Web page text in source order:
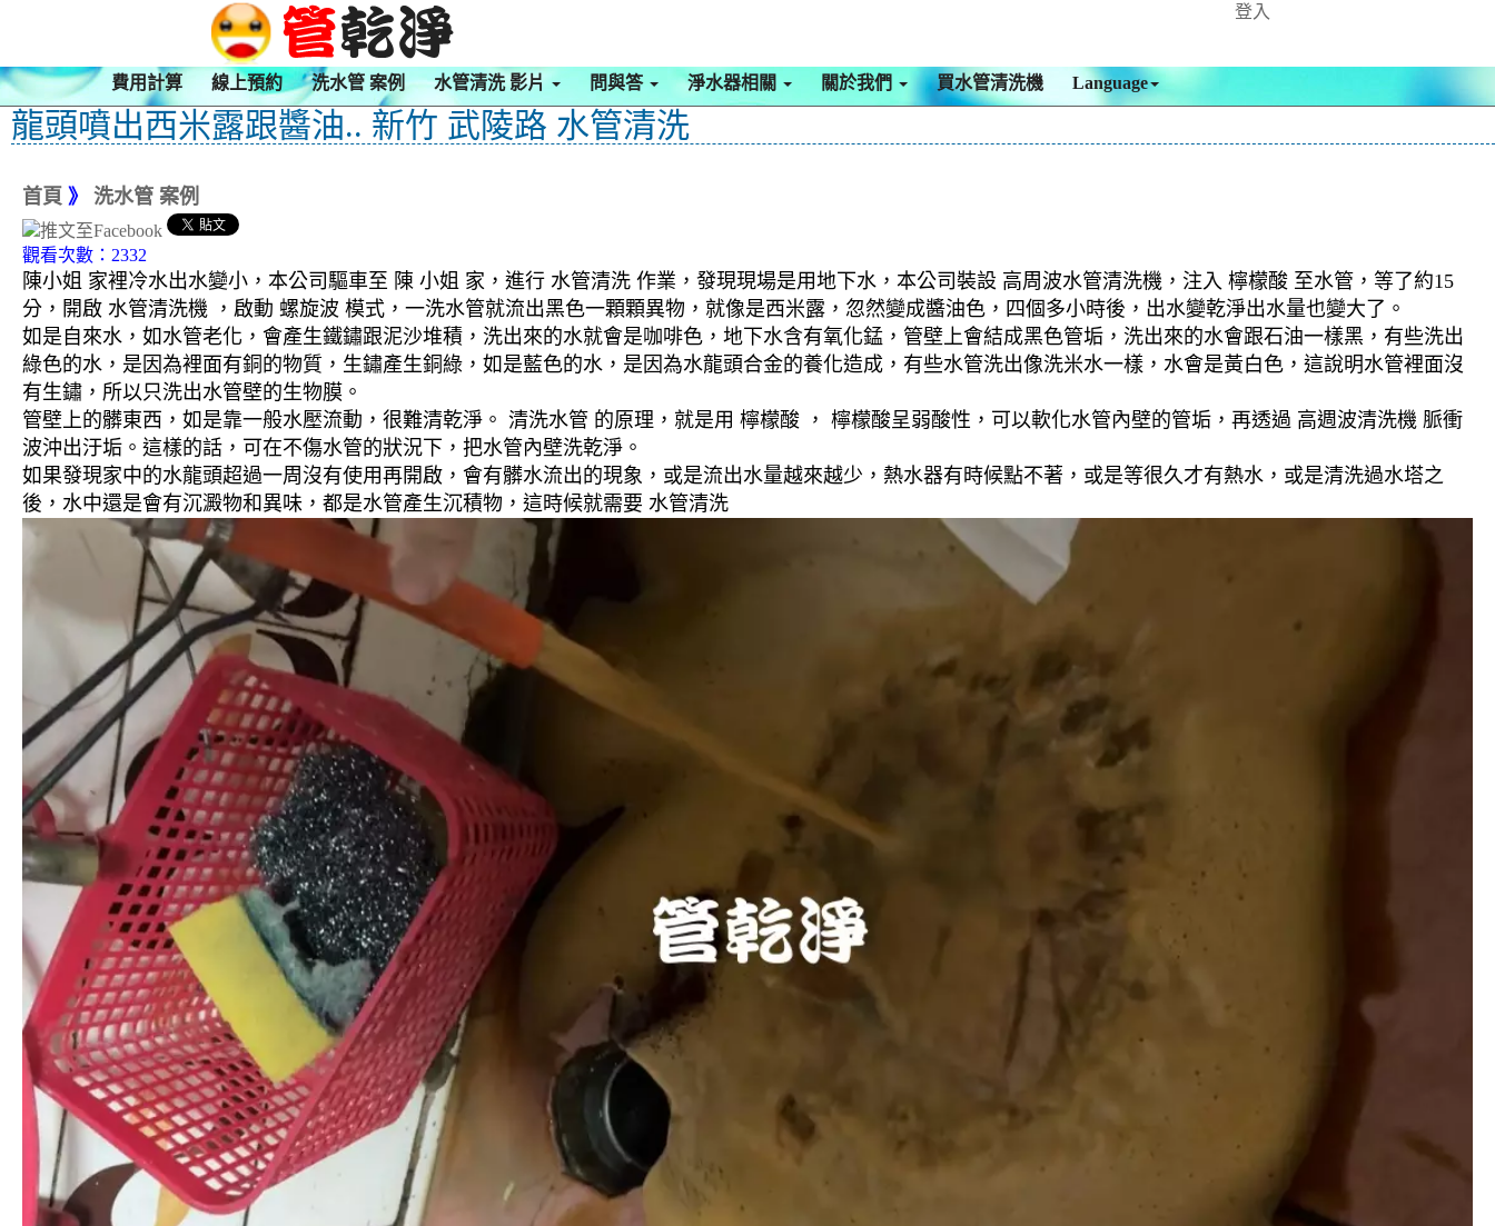
登入
費用計算 線上預約 洗水管 案例 水管清洗 影片 問與答 淨水器相關 關於我們 買水管清洗機 Language
龍頭噴出西米露跟醬油.. 新竹 武陵路 水管清洗
首頁 》 洗水管 案例
觀看次數：2332
陳小姐 家裡冷水出水變小，本公司驅車至 陳 小姐 家，進行 水管清洗 作業，發現現場是用地下水，本公司裝設 高周波水管清洗機，注入 檸檬酸 至水管，等了約15
分，開啟 水管清洗機 ，啟動 螺旋波 模式，一洗水管就流出黑色一顆顆異物，就像是西米露，忽然變成醬油色，四個多小時後，出水變乾淨出水量也變大了。
如是自來水，如水管老化，會產生鐵鏽跟泥沙堆積，洗出來的水就會是咖啡色，地下水含有氧化錳，管壁上會結成黑色管垢，洗出來的水會跟石油一樣黑，有些洗出
綠色的水，是因為裡面有銅的物質，生鏽產生銅綠，如是藍色的水，是因為水龍頭合金的養化造成，有些水管洗出像洗米水一樣，水會是黃白色，這說明水管裡面沒
有生鏽，所以只洗出水管壁的生物膜。
管壁上的髒東西，如是靠一般水壓流動，很難清乾淨。 清洗水管 的原理，就是用 檸檬酸 ， 檸檬酸呈弱酸性，可以軟化水管內壁的管垢，再透過 高週波清洗機 脈衝
波沖出汙垢。這樣的話，可在不傷水管的狀況下，把水管內壁洗乾淨。
如果發現家中的水龍頭超過一周沒有使用再開啟，會有髒水流出的現象，或是流出水量越來越少，熱水器有時候點不著，或是等很久才有熱水，或是清洗過水塔之
後，水中還是會有沉澱物和異味，都是水管產生沉積物，這時候就需要 水管清洗